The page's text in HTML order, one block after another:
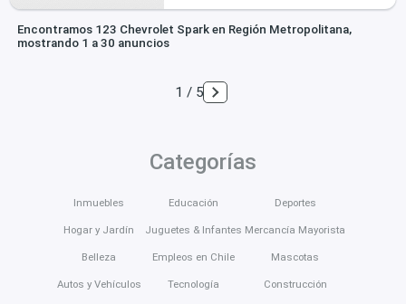
Encontramos 123 Chevrolet Spark en Región Metropolitana,
mostrando 1 a 30 anuncios
1 / 5
Categorías
Inmuebles
Hogar y Jardín
Belleza
Autos y Vehículos
Educación
Juguetes & Infantes
Empleos en Chile
Tecnología
Deportes
Mercancía Mayorista
Mascotas
Construcción